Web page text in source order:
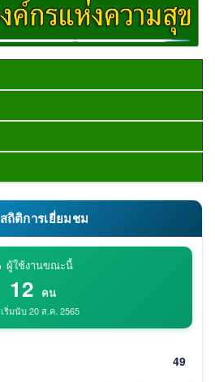
สถิติการเยี่ยมชม
ผู้ใช้งานขณะนี้
12 คน
เริ่มนับ 20 ส.ค. 2565
49